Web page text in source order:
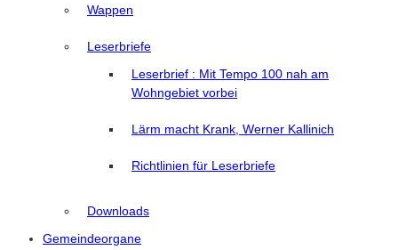
Wappen
Leserbriefe
Leserbrief : Mit Tempo 100 nah am
Wohngebiet vorbei
Lärm macht Krank, Werner Kallinich
Richtlinien für Leserbriefe
Downloads
Gemeindeorgane